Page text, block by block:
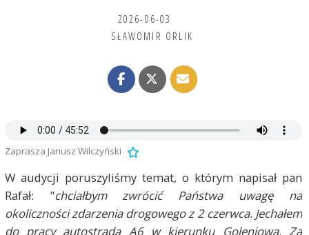
2026-06-03
SŁAWOMIR ORLIK
Zaprasza Janusz Wilczyński
W audycji poruszyliśmy temat, o którym napisał pan
Rafał: "chciałbym zwrócić Państwa uwagę na
okoliczności zdarzenia drogowego z 2 czerwca. Jechałem
do pracy autostradą A6 w kierunku Goleniowa. Za